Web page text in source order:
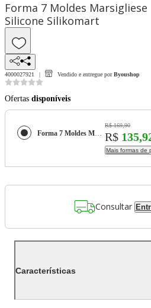
Forma 7 Moldes Marsigliese
Silicone Silikomart
4000027921 Vendido e entregue por Byoushop
Ofertas disponíveis
Forma 7 Moldes Marsigliese Doce Sobremesa Silicone Silikomart
R$ 169,90
R$
Mais formas de
Consultar
Características